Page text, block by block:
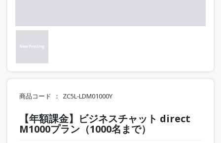
商品コード ZC5L-LDM01000Y
【年額課金】ビジネスチャット direct
M1000プラン（1000名まで）